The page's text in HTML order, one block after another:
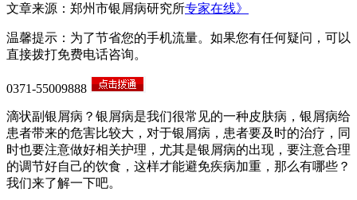
文章来源：郑州市银屑病研究所专家在线》
温馨提示：为了节省您的手机流量。如果您有任何疑问，可以
直接拨打免费电话咨询。
0371-55009888
滴状副银屑病？银屑病是我们很常见的一种皮肤病，银屑病给
患者带来的危害比较大，对于银屑病，患者要及时的治疗，同
时也要注意做好相关护理，尤其是银屑病的出现，要注意合理
的调节好自己的饮食，这样才能避免疾病加重，那么有哪些？
我们来了解一下吧。